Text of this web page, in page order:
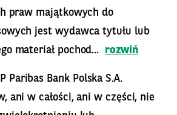
praw majątkowych do
jest wydawca tytułu lub
materiał pochod...
rozwiń
Paribas Bank Polska S.A.
ani w całości, ani w części, nie